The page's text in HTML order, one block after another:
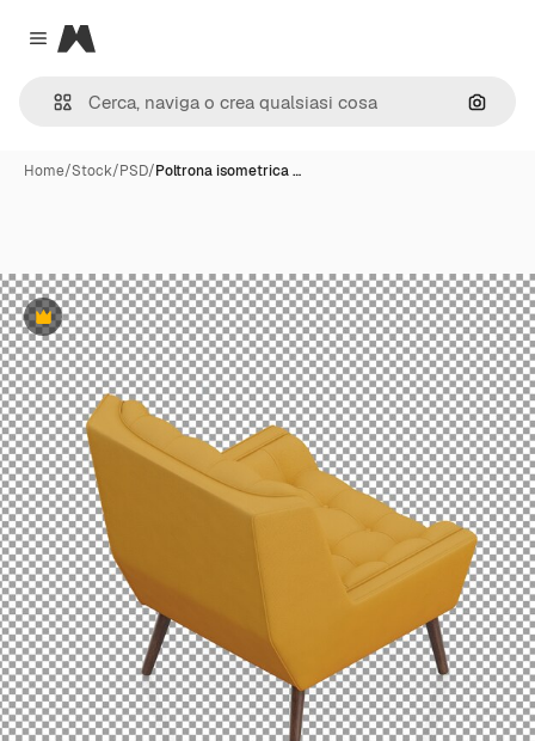
Close menu
Magnific
Cerca
Home/Stock/PSD/Poltrona isometrica …
Premium